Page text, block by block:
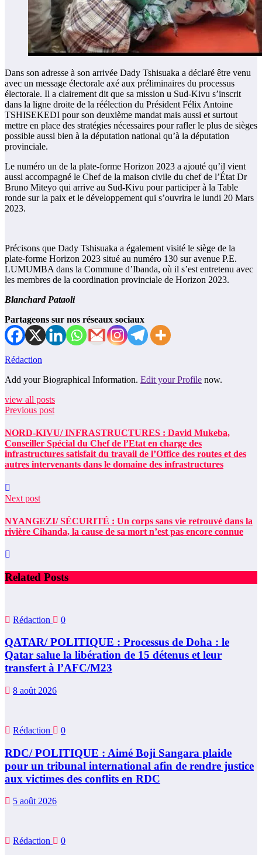
Dans son adresse à son arrivée Dady Tshisuaka a déclaré être venu
avec un message électorale axé aux préliminaires du processus
électorale. Il a clairement dit que sa mission u Sud-Kivu s’inscrit
dans la ligne droite de la réélection du Président Félix Antoine
TSHISEKEDI pour son deuxième mandat mais aussi et surtout
mettre en place des stratégies nécessaires pour rafler le plus de sièges
possible aussi bien à la députation national qu’à la députation
provinciale.
Le numéro un de la plate-forme Horizon 2023 a ajouté qu’il vient
aussi accompagné le Chef de la maison civile du chef de l’État Dr
Bruno Miteyo qui arrive au Sud-Kivu pour participer à la Table
ronde sur la paix et le développement qui s’ouvrira le lundi 20 Mars
2023.
Précisons que Dady Tshisuaka a également visité le siège de la
plate-forme Horizon 2023 situé au numéro 130 sur avenue P.E.
LUMUMBA dans la Commune d’Ibanda, où il s’est entretenu avec
les membres de la coordination provinciale de Horizon 2023.
Blanchard Pataoli
Partageons sur nos réseaux sociaux
Rédaction
Add your Biographical Information. Edit your Profile now.
view all posts
Previous post
NORD-KIVU/ INFRASTRUCTURES : David Mukeba,
Conseiller Spécial du Chef de l’Etat en charge des
infrastructures satisfait du travail de l’Office des routes et des
autres intervenants dans le domaine des infrastructures
Next post
NYANGEZI/ SÉCURITÉ : Un corps sans vie retrouvé dans la
rivière Cihanda, la cause de sa mort n’est pas encore connue
Related Posts
Rédaction 0
QATAR/ POLITIQUE : Processus de Doha : le
Qatar salue la libération de 15 détenus et leur
transfert à l’AFC/M23
8 août 2026
Rédaction 0
RDC/ POLITIQUE : Aimé Boji Sangara plaide
pour un tribunal international afin de rendre justice
aux victimes des conflits en RDC
5 août 2026
Rédaction 0